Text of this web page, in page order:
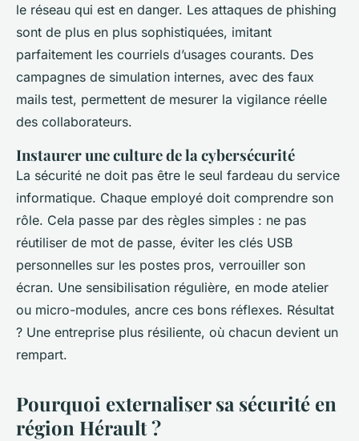
le réseau qui est en danger. Les attaques de phishing
sont de plus en plus sophistiquées, imitant
parfaitement les courriels d’usages courants. Des
campagnes de simulation internes, avec des faux
mails test, permettent de mesurer la vigilance réelle
des collaborateurs.
Instaurer une culture de la cybersécurité
La sécurité ne doit pas être le seul fardeau du service
informatique. Chaque employé doit comprendre son
rôle. Cela passe par des règles simples : ne pas
réutiliser de mot de passe, éviter les clés USB
personnelles sur les postes pros, verrouiller son
écran. Une sensibilisation régulière, en mode atelier
ou micro-modules, ancre ces bons réflexes. Résultat
? Une entreprise plus résiliente, où chacun devient un
rempart.
Pourquoi externaliser sa sécurité en
région Hérault ?